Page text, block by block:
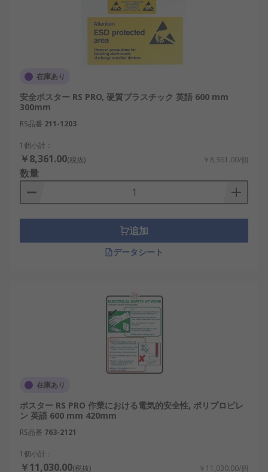
在庫あり
安全ポスター RS PRO, 硬質プラスチック 英語 600 mm
300mm
RS品番 211-1203
1個小計：
￥8,361.00(税抜) ￥8,361.00/個
数量
追加
データシート
在庫あり
ポスター RS PRO 作業における電気的安全性, ポリプロピレ
ン 英語 600 mm 420mm
RS品番 763-2121
1個小計：
￥11,030.00(税抜) ￥11,030.00/個